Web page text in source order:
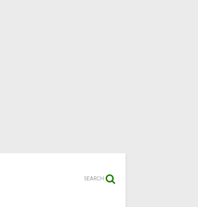
SEARCH